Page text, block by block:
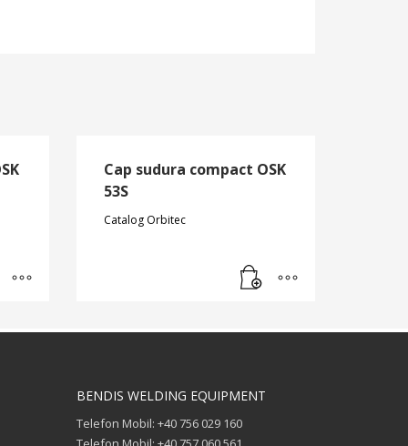
Cap sudura compact OSK
53S
Catalog Orbitec
BENDIS WELDING EQUIPMENT
Telefon Mobil: +40 756 029 160